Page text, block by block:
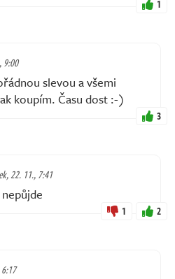
1
9:00
slevou a všemi
koupím. Času dost :-)
3
22. 11., 7:41
1 2